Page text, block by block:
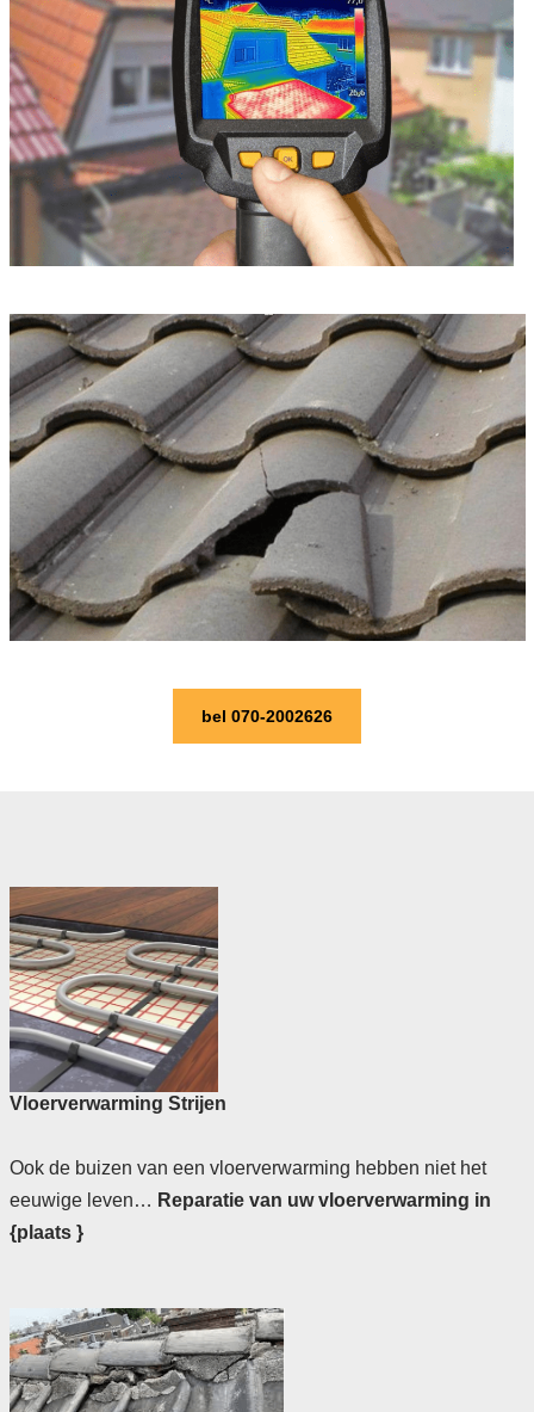
bel 070-2002626
Vloerverwarming Strijen
Ook de buizen van een vloerverwarming hebben niet het
eeuwige leven… Reparatie van uw vloerverwarming in
{plaats }